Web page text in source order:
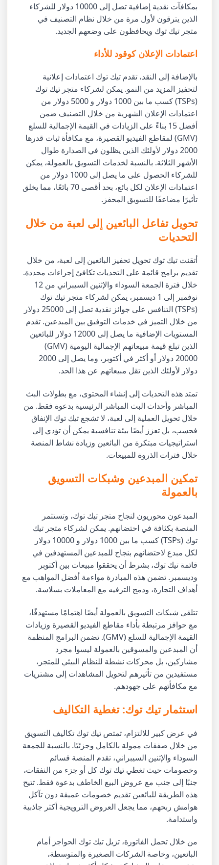
بمكافآت نقدية إضافية تصل إلى 10000 دولار للشركاء
الذين يترقون لأول مرة من خلال نظام التصنيف في
متجر تيك توك ويحافظون على وضعهم الجديد.
اعتمادات الإعلان كوقود للأداء
بالإضافة إلى النقد، تقدم تيك توك اعتمادات إعلانية
لتحفيز المزيد من النمو. يمكن لشركاء متجر تيك توك
(TSPs) كسب ما بين 1000 دولار و 5000 دولار من
اعتمادات الإعلان الشهرية من خلال التصنيف ضمن
أفضل 15 بناءً على الزيادات في القيمة الإجمالية للسلع
(GMV) لمقاطع الفيديو القصيرة، مع مكافأة ثبات قدرها
2000 دولار لأولئك الذين يظلون في الصدارة طوال
الأشهر الثلاثة. بالنسبة لخدمات التسويق بالعمولة، يمكن
للشركاء الحصول على ما يصل إلى 1000 دولار من
اعتمادات الإعلان لكل بائع، بحد أقصى 70 بائعًا، مما يخلق
تأثيرًا مضاعفًا للتسويق المحفز.
تحويل تفاعل البائعين إلى لعبة من خلال
التحديات
أتقنت تيك توك تحويل تحفيز البائعين إلى لعبة، من خلال
تقديم برامج قائمة على التحديات تكافئ إجراءات محددة.
خلال فترة الجمعة السوداء والإثنين السيبراني من 12
نوفمبر إلى 1 ديسمبر، يمكن لشركاء متجر تيك توك
(TSPs) التنافس على جوائز نقدية تصل إلى 25000 دولار
من خلال التميز في خدمات التوفيق بين المبدعين. تقدم
المستويات الإضافية ما يصل إلى 12000 دولار للبائعين
الذين تبلغ قيمة مبيعاتهم الإجمالية اليومية (GMV)
20000 دولار أو أكثر في أكتوبر، وما يصل إلى 2000
دولار لأولئك الذين تقل مبيعاتهم عن هذا الحد.
تمتد هذه التحديات إلى إنشاء المحتوى، مع بطولات البث
المباشر وأحداث البث المباشر الرئيسية بدعوة فقط. من
خلال تحويل العملية إلى لعبة، لا تشجع تيك توك الإنفاق
فحسب، بل تعزز أيضًا بيئة تنافسية يمكن أن تؤدي إلى
استراتيجيات مبتكرة من البائعين وزيادة نشاط المنصة
خلال فترات الذروة للمبيعات.
تمكين المبدعين وشبكات التسويق
بالعمولة
المبدعون محوريون لنجاح متجر تيك توك، وتستثمر
المنصة بكثافة في احتضانهم. يمكن لشركاء متجر تيك
توك (TSPs) كسب ما بين 1000 دولار و 10000 دولار
لكل مبدع لاحتضانهم بنجاح للمبدعين المستهدفين في
قائمة تيك توك، بشرط أن يحققوا مبيعات بين أكتوبر
وديسمبر. تضمن هذه المبادرة مواءمة أفضل المواهب مع
أهداف التجارة، ودمج الترفيه مع المعاملات بسلاسة.
تتلقى شبكات التسويق بالعمولة أيضًا اهتمامًا مستهدفًا،
مع حوافز مرتبطة بأداء مقاطع الفيديو القصيرة وزيادات
القيمة الإجمالية للسلع (GMV). تضمن البرامج المنظمة
أن المبدعين والمسوقين بالعمولة ليسوا مجرد
مشاركين، بل محركات نشطة للنظام البيئي للمتجر،
مستفيدين من تأثيرهم لتحويل المشاهدات إلى مشتريات
مع مكافأتهم على جهودهم.
استثمار تيك توك: تغطية التكاليف
في عرض كبير للالتزام، تمتص تيك توك تكاليف التسويق
من خلال صفقات ممولة بالكامل وجزئيًا. بالنسبة للجمعة
السوداء والإثنين السيبراني، تقدم المنصة قسائم
وخصومات حيث تغطي تيك توك كل أو جزء من النفقات،
جنبًا إلى جنب مع عروض البيع الخاطف بدعوة فقط. تتيح
هذه الطريقة للبائعين تقديم خصومات عميقة دون تآكل
هوامش ربحهم، مما يجعل العروض الترويجية أكثر جاذبية
واستدامة.
من خلال تحمل الفاتورة، تزيل تيك توك الحواجز أمام
البائعين، وخاصة الشركات الصغيرة والمتوسطة،